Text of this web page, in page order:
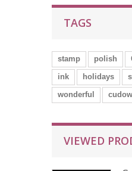
TAGS
stamp polish
ink
holidays
wonderful
VIEWED